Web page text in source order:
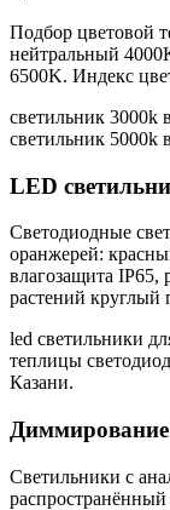
Подбор цветовой
нейтральный
6500K. Индекс
светильник 3000k
светильник 5000k
LED
Светодиодные
оранжерей:
влагозащита IP65,
растений круглый
led светильники
теплицы
Казани.
Светильники с